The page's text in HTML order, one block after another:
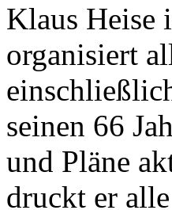
Klaus Heise
organisiert
seinen 66
und Pläne
druckt er